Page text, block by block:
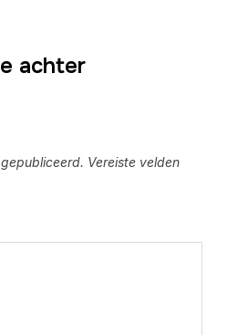
achter
Vereiste velden